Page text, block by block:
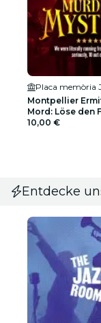
Montpellier
Mord: Löse den
10,00 €
Entdecke